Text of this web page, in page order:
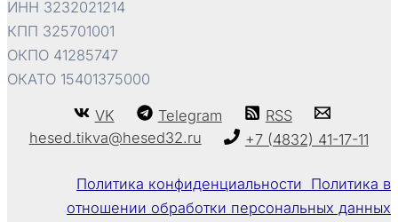
ИНН 3232021214
КПП 325701001
ОКПО 41285747
ОКАТО 15401375000
VK Telegram
RSS
hesed.tikva@hesed32.ru
+7 (4832) 41-17-11
Политика конфиденциальности Политика в
отношении обработки персональных данных